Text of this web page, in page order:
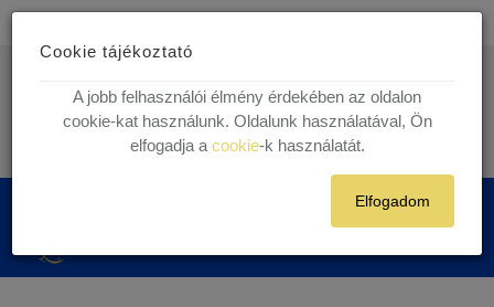
Ingyenes kiszállítás30.000 Ft felett egyéni vásárlóink részére!
+36 (70) 631 29 82 | +36 ( 1 ) 201 29 82
Belépés Regisztráció
0
Cookie tájékoztató
A jobb felhasználói élmény érdekében az oldalon
cookie-kat használunk. Oldalunk használatával, Ön
elfogadja a cookie-k használatát.
Elfogadom